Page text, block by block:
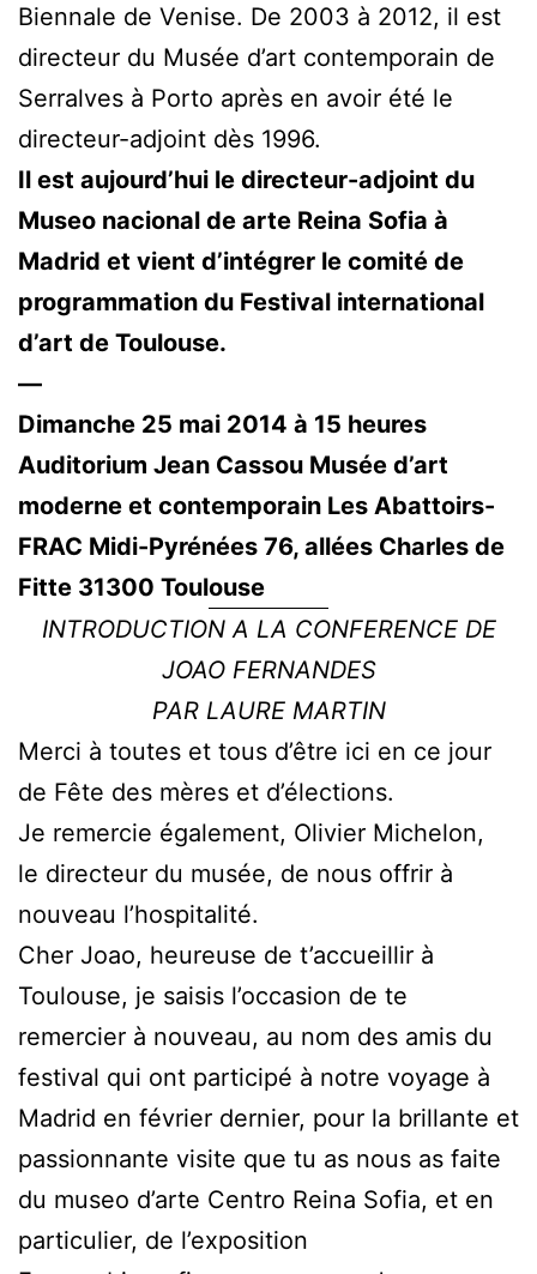
Biennale de Venise. De 2003 à 2012, il est
directeur du Musée d’art contemporain de
Serralves à Porto après en avoir été le
directeur-adjoint dès 1996.
Il est aujourd’hui le directeur-adjoint du
Museo nacional de arte Reina Sofia à
Madrid et vient d’intégrer le comité de
programmation du Festival international
d’art de Toulouse.
—
Dimanche 25 mai 2014 à 15 heures
Auditorium Jean Cassou Musée d’art
moderne et contemporain Les Abattoirs-
FRAC Midi-Pyrénées 76, allées Charles de
Fitte 31300 Toulouse
INTRODUCTION A LA CONFERENCE DE
JOAO FERNANDES
PAR LAURE MARTIN
Merci à toutes et tous d’être ici en ce jour
de Fête des mères et d’élections.
Je remercie également, Olivier Michelon,
le directeur du musée, de nous offrir à
nouveau l’hospitalité.
Cher Joao, heureuse de t’accueillir à
Toulouse, je saisis l’occasion de te
remercier à nouveau, au nom des amis du
festival qui ont participé à notre voyage à
Madrid en février dernier, pour la brillante et
passionnante visite que tu as nous as faite
du museo d’arte Centro Reina Sofia, et en
particulier, de l’exposition